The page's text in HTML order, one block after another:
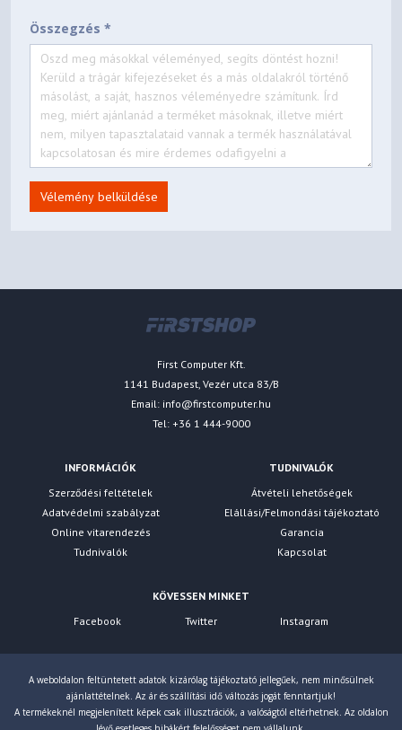
Összegzés *
Vélemény belküldése
First Computer Kft.
1141 Budapest, Vezér utca 83/B
Email: info@firstcomputer.hu
Tel: +36 1 444-9000
INFORMÁCIÓK
Szerződési feltételek
Adatvédelmi szabályzat
Online vitarendezés
Tudnivalók
TUDNIVALÓK
Átvételi lehetőségek
Elállási/Felmondási tájékoztató
Garancia
Kapcsolat
KÖVESSEN MINKET
Facebook
Twitter Instagram
A weboldalon feltüntetett adatok kizárólag tájékoztató jellegűek, nem minősülnek
ajánlattételnek. Az ár és szállítási idő változás jogát fenntartjuk!
A termékeknél megjelenített képek csak illusztrációk, a valóságtól eltérhetnek. Az oldalon